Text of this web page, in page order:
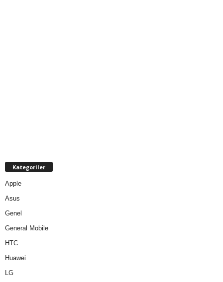
Kategoriler
Apple
Asus
Genel
General Mobile
HTC
Huawei
LG